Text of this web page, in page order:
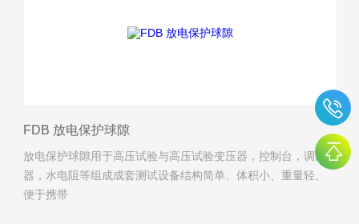
FDB 放电保护球隙
放电保护球隙用于高压试验与高压试验变压器，控制台，调压
器，水电阻等组成成套测试设备结构简单、体积小、重量轻、
便于携带